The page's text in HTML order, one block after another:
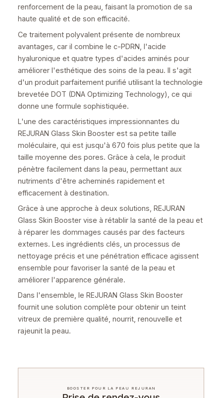
renforcement de la peau, faisant la promotion de sa
haute qualité et de son efficacité.
Ce traitement polyvalent présente de nombreux
avantages, car il combine le c-PDRN, l'acide
hyaluronique et quatre types d'acides aminés pour
améliorer l'esthétique des soins de la peau. Il s'agit
d'un produit parfaitement purifié utilisant la technologie
brevetée DOT (DNA Optimizing Technology), ce qui
donne une formule sophistiquée.
L'une des caractéristiques impressionnantes du
REJURAN Glass Skin Booster est sa petite taille
moléculaire, qui est jusqu'à 670 fois plus petite que la
taille moyenne des pores. Grâce à cela, le produit
pénètre facilement dans la peau, permettant aux
nutriments d'être acheminés rapidement et
efficacement à destination.
Grâce à une approche à deux solutions, REJURAN
Glass Skin Booster vise à rétablir la santé de la peau et
à réparer les dommages causés par des facteurs
externes. Les ingrédients clés, un processus de
nettoyage précis et une pénétration efficace agissent
ensemble pour favoriser la santé de la peau et
améliorer l'apparence générale.
Dans l'ensemble, le REJURAN Glass Skin Booster
fournit une solution complète pour obtenir un teint
vitreux de première qualité, nourrit, renouvelle et
rajeunit la peau.
BOOSTER POUR LA PEAU REJURAN